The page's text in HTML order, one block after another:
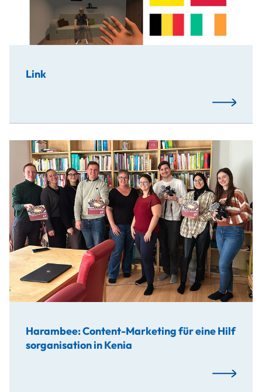
Link
Mehr…
Harambee: Content-Marketing für eine Hilf
sorganisation in Kenia
Im Zuge des mediaLab 2024 entwickelten
Mehr…